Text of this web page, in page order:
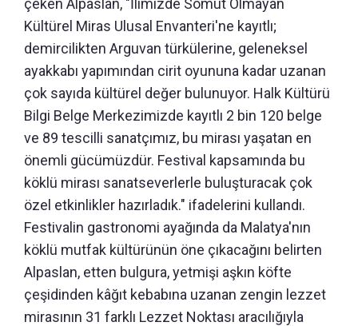
çeken Alpaslan, "İlimizde Somut Olmayan
Kültürel Miras Ulusal Envanteri'ne kayıtlı;
demircilikten Arguvan türkülerine, geleneksel
ayakkabı yapımından cirit oyununa kadar uzanan
çok sayıda kültürel değer bulunuyor. Halk Kültürü
Bilgi Belge Merkezimizde kayıtlı 2 bin 120 belge
ve 89 tescilli sanatçımız, bu mirası yaşatan en
önemli gücümüzdür. Festival kapsamında bu
köklü mirası sanatseverlerle buluşturacak çok
özel etkinlikler hazırladık." ifadelerini kullandı.
Festivalin gastronomi ayağında da Malatya'nın
köklü mutfak kültürünün öne çıkacağını belirten
Alpaslan, etten bulgura, yetmişi aşkın köfte
çeşidinden kâğıt kebabına uzanan zengin lezzet
mirasının 31 farklı Lezzet Noktası aracılığıyla